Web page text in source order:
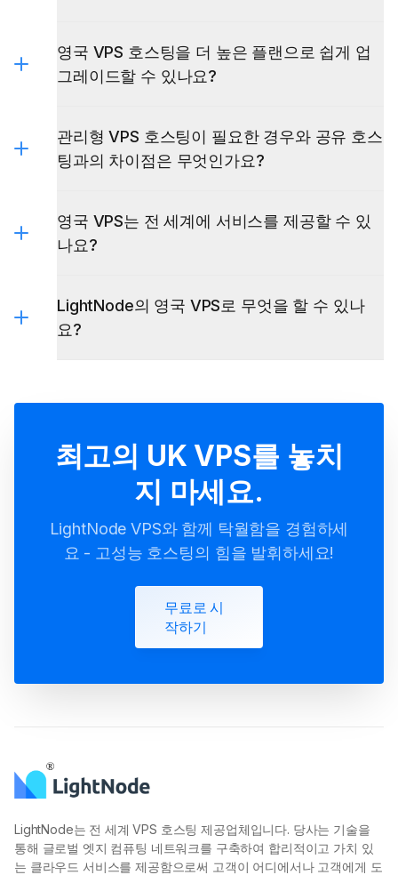
영국 VPS 호스팅을 더 높은 플랜으로 쉽게 업
그레이드할 수 있나요?
관리형 VPS 호스팅이 필요한 경우와 공유 호스
팅과의 차이점은 무엇인가요?
영국 VPS는 전 세계에 서비스를 제공할 수 있
나요?
LightNode의 영국 VPS로 무엇을 할 수 있나
요?
자체 VPN 구성
최고의 UK VPS를 놓치
지 마세요.
LightNode VPS와 함께 탁월함을 경험하세
요 - 고성능 호스팅의 힘을 발휘하세요!
무료로 시
작하기
LightNode는 전 세계 VPS 호스팅 제공업체입니다. 당사는 기술을
통해 글로벌 엣지 컴퓨팅 네트워크를 구축하여 합리적이고 가치 있
는 클라우드 서비스를 제공함으로써 고객이 어디에서나 고객에게 도